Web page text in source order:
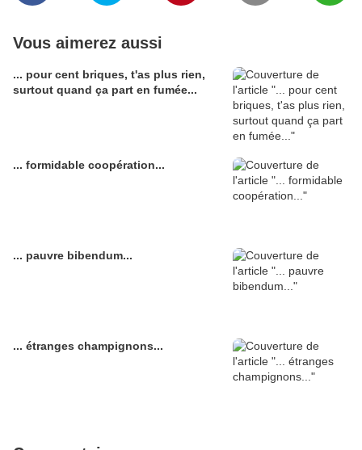
Vous aimerez aussi
... pour cent briques, t'as plus rien,
surtout quand ça part en fumée...
... formidable coopération...
... pauvre bibendum...
... étranges champignons...